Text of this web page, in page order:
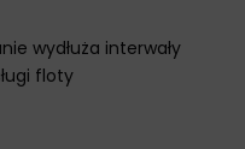
wydłuża interwały
floty